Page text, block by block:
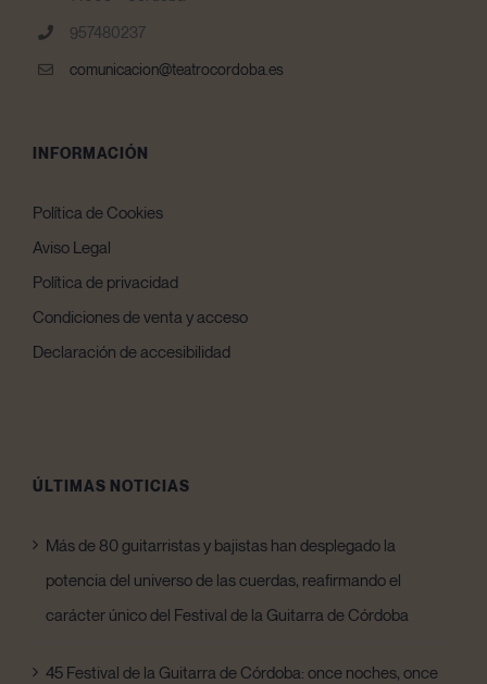
957480237
comunicacion@teatrocordoba.es
INFORMACIÓN
Política de Cookies
Aviso Legal
Política de privacidad
Condiciones de venta y acceso
Declaración de accesibilidad
ÚLTIMAS NOTICIAS
Más de 80 guitarristas y bajistas han desplegado la
potencia del universo de las cuerdas, reafirmando el
carácter único del Festival de la Guitarra de Córdoba
45 Festival de la Guitarra de Córdoba: once noches, once